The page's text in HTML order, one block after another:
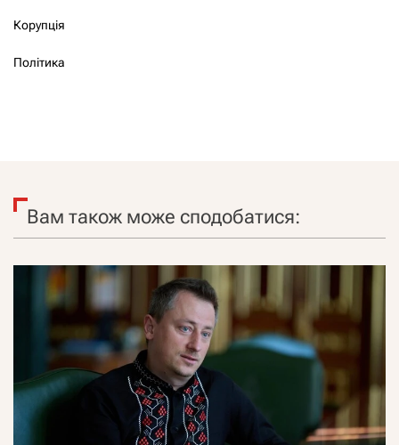
Корупція
Політика
Вам також може сподобатися: